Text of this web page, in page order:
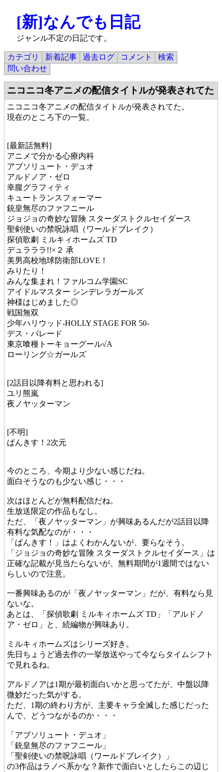
[新]なんでも日記
ジャンル不定の日記です。
カテゴリ 新着記事 過去ログ コメント
検索
問い合わせ
ニコニコ冬アニメの配信タイトルが発表されてた
ニコニコ冬アニメの配信タイトルが発表されてた。
現在のところ下の一覧。
[最新話無料]
アニメで分かる心療内科
アブソリュート・デュオ
アルドノア・ゼロ
幸腹グラフィティ
キュートランスフォーマー
銃皇無尽のファフニール
ジョジョの奇妙な冒険 スターダストクルセイダース
聖剣使いの禁呪詠唱（ワールドブレイク）
探偵歌劇 ミルキィホームズ TD
デュラララ!!×２ 承
美男高校地球防衛部LOVE！
みりたり！
みんな集まれ！ファルコム学園SC
アイドルマスター シンデレラガールズ
神様はじめました◎
戦国無双
少年ハリウッド-HOLLY STAGE FOR 50-
デス・パレード
東京喰種トーキョーグール√A
ローリング☆ガールズ
[2話目以降有料と思われる]
ユリ熊嵐
夜ノヤッターマン
[不明]
ぱんきす！2次元
今のところ、今期より少ない感じだね。
面白そうなのも少ない感じ・・・
次はほとんどが無料配信だね。
生放送限定の作品もなし。
ただ、「夜ノヤッターマン」が興味あるんだが2話目以降
有料な気配なのが・・・
「ぱんきす！」はよくわかんないが、要らなそう。
「ジョジョの奇妙な冒険 スターダストクルセイダース」は
正確な記載が見当たらないが、無料期間が1週間ではない
らしいので注意。
一番興味あるのが「夜ノヤッターマン」だが、有料なら見
ないな。
あとは、「探偵歌劇 ミルキィホームズ TD」「アルドノ
ア・ゼロ」と、続編物が興味あり。
ミルキィホームズはシリーズ好き。
先日ちょうど過去作の一挙放送やって今ならタイムシフト
で見れるね。
アルドノアは1期が最初面白いかと思ってたが、中盤以降
微妙だった気がする。
ただ、1期の終わり方が、主要キャラ全滅した感じだった
んで、どうつながるのか・・・
「アブソリュート・デュオ」
「銃皇無尽のファフニール」
「聖剣使いの禁呪詠唱（ワールドブレイク）」
の3作品はラノベ系かな？新作で面白いとしたらこの辺じ